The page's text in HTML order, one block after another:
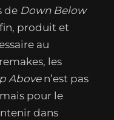
de Down Below
produit et
au
les
Aboven’est pas
pour le
dans